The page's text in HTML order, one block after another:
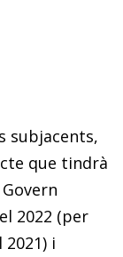
subjacents,
que tindrà
2022 (per
i